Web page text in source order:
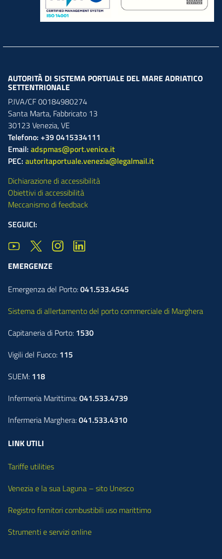
AUTORITÀ DI SISTEMA PORTUALE DEL MARE ADRIATICO
SETTENTRIONALE
P.IVA/CF 00184980274
Santa Marta, Fabbricato 13
30123 Venezia,VE
Telefono: +39 0415334111
Email: adspmas@port.venice.it
PEC: autoritaportuale.venezia@legalmail.it
Dichiarazione di accessibilità
Obiettivi di accessibilità
Meccanismo di feedback
SEGUICI:
EMERGENZE
Emergenza del Porto:041.533.4545
Sistema di allertamento del porto commerciale di Marghera
Capitaneria di Porto: 1530
Vigili del Fuoco: 115
SUEM: 118
Infermeria Marittima:041.533.4739
Infermeria Marghera:041.533.4310
LINK UTILI
Tariffe utilities
Venezia e la sua Laguna – sito Unesco
Registro fornitori combustibili uso marittimo
Strumenti e servizi online